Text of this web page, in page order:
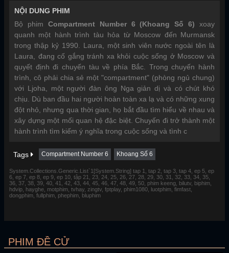
NỘI DUNG PHIM
Bộ phim Compartment Number 6 (Khoang Số 6) xoay
quanh một hành trình tàu hỏa từ Moscow đến Murmansk
trong thập kỷ 1990. Laura, một sinh viên nước ngoài tên là
Laura, đang cố gắng tránh xa khỏi cuộc sống ở Moscow và
quyết định đi chuyến tàu về phía Bắc. Trong chuyến hành
trình, cô phải chia sẻ một "compartment" (phòng ngủ chung)
với Ljoha, một người đàn ông Nga giản dị và có chút khó
chịu. Dù ban đầu hai người hoàn toàn xa lạ và có những xung
đột nhỏ, nhưng qua thời gian, họ bắt đầu tìm hiểu về nhau và
xây dựng một mối quan hệ đặc biệt. Chuyến đi trở thành một
hành trình tìm kiếm ý nghĩa trong cuộc sống và tình c
Tags Compartment Number 6 Khoang Số 6
System.Collections.Generic.List`1[System.String] tap 1, tap 2, tap 3, tap 4, ep 5, ep
6, ep 7, ep 8, ep 9, ep 10, tập 21, 23, 24, 25, 26, 27, 28, 29, 30, 31, 32, 33, 34, 35,
36, 37, 38, 39, 40, 41, 42, 43, 44, 45, 46, 47, 48, 49, 50, phim keeng, bilutv, biphim,
hdvip, hayghe, motphim, tvhay, zingtv, fptplay, phim1080, luotphim, fimfast,
dongphim, fullphim, phephim, bluphim
PHIM ĐỀ CỬ